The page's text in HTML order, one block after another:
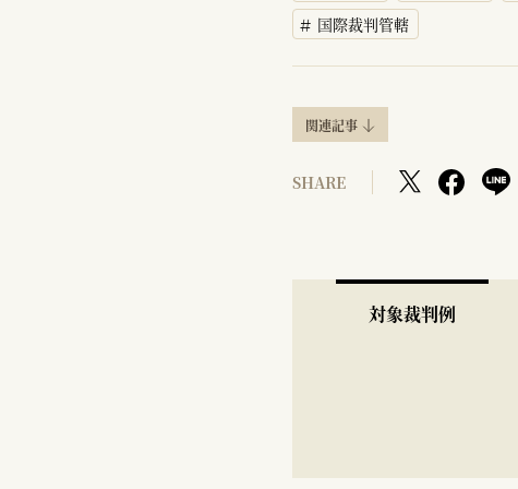
国際裁判管轄
関連記事
SHARE
対象裁判例